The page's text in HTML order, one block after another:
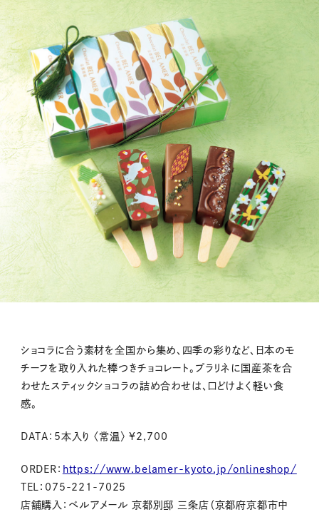
ショコラに合う素材を全国から集め、四季の彩りなど、日本のモ
チーフを取り入れた棒つきチョコレート。プラリネに国産茶を合
わせたスティックショコラの詰め合わせは、口どけよく軽い食
感。
DATA：5本入り 〈常温〉 ¥2,700
ORDER： https://www.belamer-kyoto.jp/onlineshop/
TEL：075-221-7025
店舗購入：ベルアメール 京都別邸 三条店（京都府京都市中